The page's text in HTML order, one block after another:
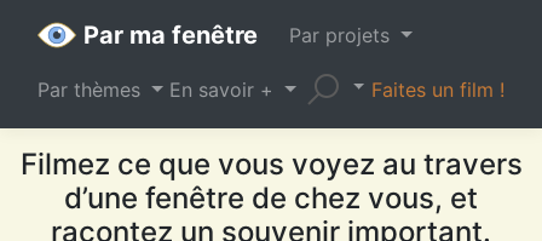
Par ma fenêtre Par projets
Par thèmes En savoir + Faites un film !
Filmez ce que vous voyez au travers
d’une fenêtre de chez vous, et
racontez un souvenir important.